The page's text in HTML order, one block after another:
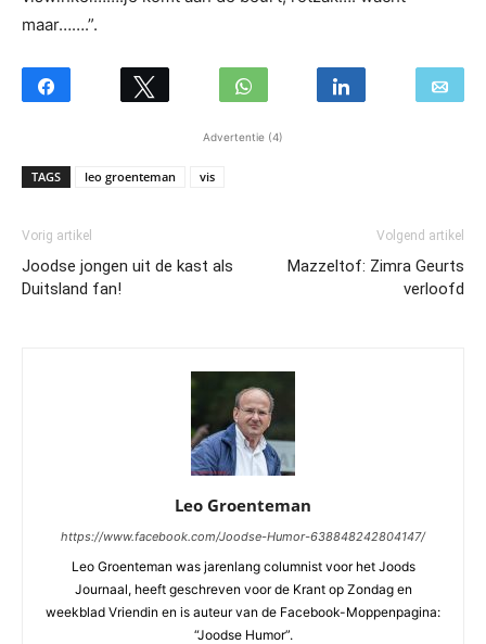
maar…….”.
Advertentie (4)
TAGS leo groenteman vis
Vorig artikel
Joodse jongen uit de kast als
Duitsland fan!
Volgend artikel
Mazzeltof: Zimra Geurts
verloofd
Leo Groenteman
https://www.facebook.com/Joodse-Humor-638848242804147/
Leo Groenteman was jarenlang columnist voor het Joods
Journaal, heeft geschreven voor de Krant op Zondag en
weekblad Vriendin en is auteur van de Facebook-Moppenpagina:
“Joodse Humor”.